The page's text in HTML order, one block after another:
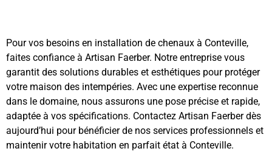
Pour vos besoins en installation de chenaux à Conteville,
faites confiance à Artisan Faerber. Notre entreprise vous
garantit des solutions durables et esthétiques pour protéger
votre maison des intempéries. Avec une expertise reconnue
dans le domaine, nous assurons une pose précise et rapide,
adaptée à vos spécifications. Contactez Artisan Faerber dès
aujourd’hui pour bénéficier de nos services professionnels et
maintenir votre habitation en parfait état à Conteville.